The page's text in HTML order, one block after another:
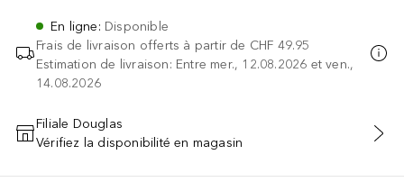
En ligne: Disponible
Frais de livraison offerts à partir de CHF 49.95
Estimation de livraison: Entre mer., 12.08.2026 et ven.,
14.08.2026
AJOUTER AU PANIER
Filiale Douglas
Vérifiez la disponibilité en magasin